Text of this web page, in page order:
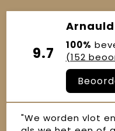
9.7 100%
(152
"We worden vlot